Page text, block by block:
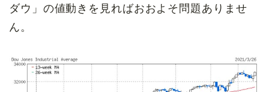
ダウ」の値動きを見ればおおよそ問題ありませ
ん。